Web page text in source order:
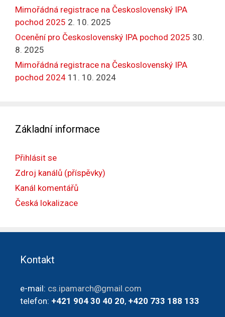
Mimořádná registrace na Československý IPA
pochod 2025 2. 10. 2025
Ocenění pro Československý IPA pochod 2025 30.
8. 2025
Mimořádná registrace na Československý IPA
pochod 2024 11. 10. 2024
Základní informace
Přihlásit se
Zdroj kanálů (příspěvky)
Kanál komentářů
Česká lokalizace
Kontakt
e-mail: cs.ipamarch@gmail.com
telefon: +421 904 30 40 20, +420 733 188 133